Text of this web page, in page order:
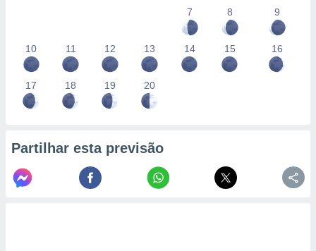
7
8 9
10 11 12 13 14 15 16
17 18 19 20
Partilhar esta previsão